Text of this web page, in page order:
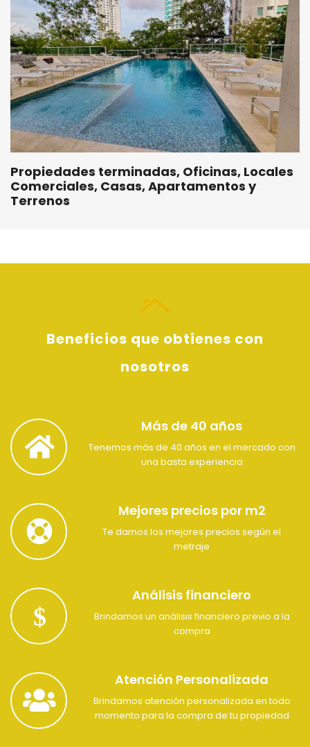
Propiedades terminadas, Oficinas, Locales
Comerciales, Casas, Apartamentos y
Terrenos
Beneficios que obtienes con
nosotros
Más de 40 años
Tenemos más de 40 años en el mercado con
una basta experiencia
Mejores precios por m2
Te damos los mejores precios según el
metraje
Análisis financiero
Brindamos un análisis financiero previo a la
compra
Atención Personalizada
Brindamos atención personalizada en todo
momento para la compra de tu propiedad